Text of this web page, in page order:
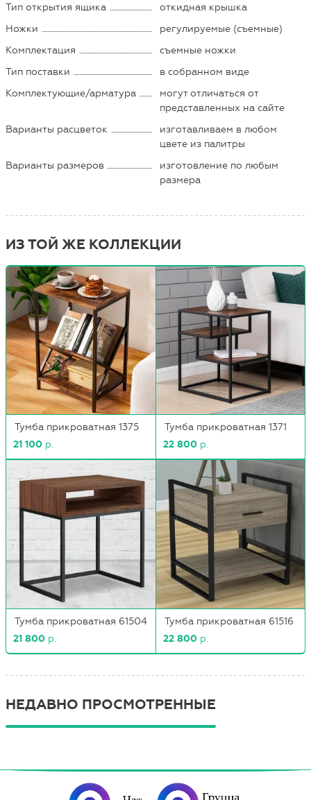
Тип открытия ящика
откидная крышка
Ножки
регулируемые (съемные)
Комплектация
съемные ножки
Тип поставки
в собранном виде
Комплектующие/арматура
могут отличаться от
представленных на сайте
Варианты расцветок
изготавливаем в любом
цвете из палитры
Варианты размеров
изготовление по любым
размера
ИЗ ТОЙ ЖЕ КОЛЛЕКЦИИ
Тумба прикроватная 1375
21 100 р.
Тумба прикроватная 1371
22 800 р.
Тумба прикроватная 61504
21 800 р.
Тумба прикроватная 61516
22 800 р.
НЕДАВНО ПРОСМОТРЕННЫЕ